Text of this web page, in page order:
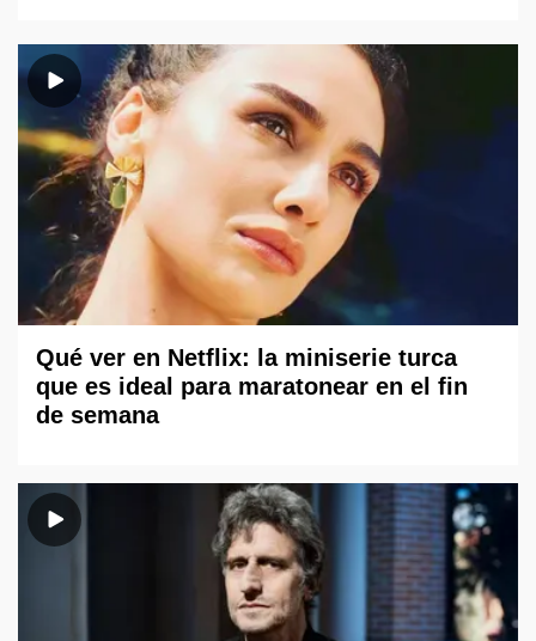
Qué ver en Netflix: la miniserie turca
que es ideal para maratonear en el fin
de semana